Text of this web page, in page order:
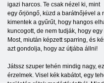
igazi harcos. Te csak nézel ki, mint
egy őrjöngő, küzd a barátnőjével a
kimentek a gyűrűt, hogy hangos
kuncogott, de nem tudják, hogy
Most, miután képzett sparring, és
azt gondolja, hogy az útjába állni!
Játssz szuper tehén mindig nagy,
érzelmek. Visel kék kabátot, egy